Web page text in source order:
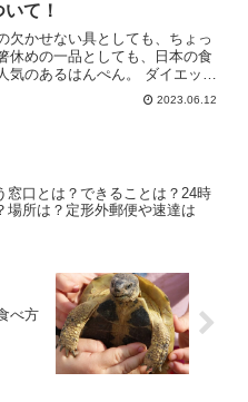
て！
欠かせない具としても、ちょっ
休めの一品としても、日本の食
気のあるはんぺん。 ダイエット
としてはどうなんだろう？ 生で
はないけど食べても安全？ 冷凍
2023.06.12
窓口とは？できることは？24時
場所は？定形外郵便や速達は
べ方